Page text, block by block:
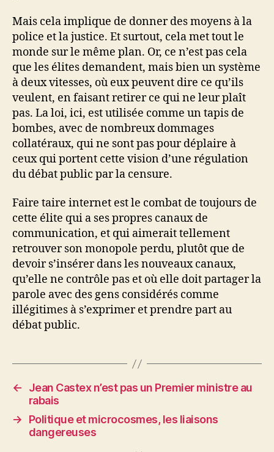
Mais cela implique de donner des moyens à la
police et la justice. Et surtout, cela met tout le
monde sur le même plan. Or, ce n’est pas cela
que les élites demandent, mais bien un système
à deux vitesses, où eux peuvent dire ce qu’ils
veulent, en faisant retirer ce qui ne leur plaît
pas. La loi, ici, est utilisée comme un tapis de
bombes, avec de nombreux dommages
collatéraux, qui ne sont pas pour déplaire à
ceux qui portent cette vision d’une régulation
du débat public par la censure.
Faire taire internet est le combat de toujours de
cette élite qui a ses propres canaux de
communication, et qui aimerait tellement
retrouver son monopole perdu, plutôt que de
devoir s’insérer dans les nouveaux canaux,
qu’elle ne contrôle pas et où elle doit partager la
parole avec des gens considérés comme
illégitimes à s’exprimer et prendre part au
débat public.
←
Jean Castex n’est pas un Premier ministre au
rabais
→
Politique et microcosmes, les liaisons
dangereuses